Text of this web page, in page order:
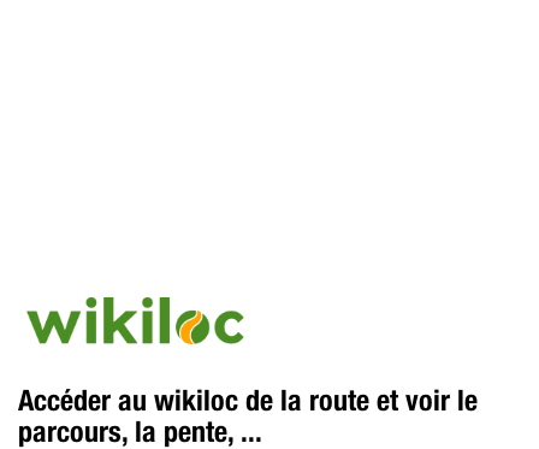
Accéder au wikiloc de la route et voir le
parcours, la pente, ...